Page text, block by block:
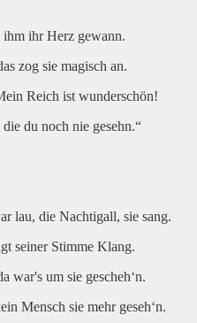
ihr Herz gewann.
zog sie magisch an.
Reich ist wunderschön!
du noch nie gesehn.“
lau, die Nachtigall, sie sang.
seiner Stimme Klang.
war's um sie gescheh‘n.
Mensch sie mehr geseh‘n.